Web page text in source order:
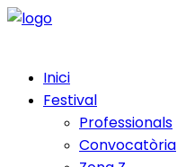
Inici
Festival
Professionals
Convocatòria